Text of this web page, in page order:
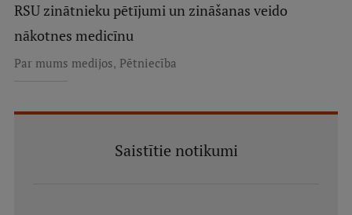
RSU zinātnieku pētījumi un zināšanas veido
nākotnes medicīnu
Par mums medijos, Pētniecība
Saistītie notikumi